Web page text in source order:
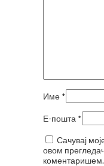
Име *
Е-пошта *
Сачувај
овом
коментаришем.